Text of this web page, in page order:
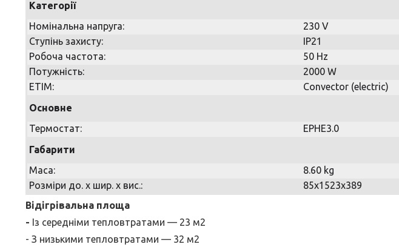
Категорії
Номінальна напруга:
230 V
Ступінь захисту:
IP21
Робоча частота:
50 Hz
Потужність:
2000 W
ETIM:
Convector (electric)
Основне
Термостат:
EPHE3.0
Габарити
Маса:
8.60 kg
Розміри до. х шир. х вис.:
85x1523x389
Відігрівальна площа
- Із середніми тепловтратами — 23 м2
- З низькими тепловтратами — 32 м2